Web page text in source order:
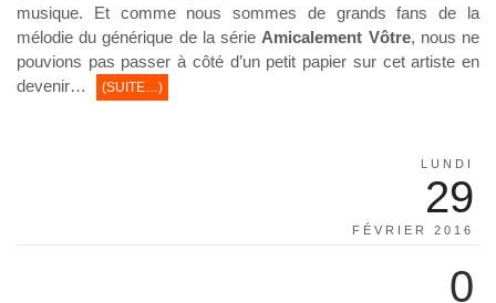
musique. Et comme nous sommes de grands fans de la
mélodie du générique de la série Amicalement Vôtre, nous ne
pouvions pas passer à côté d’un petit papier sur cet artiste en
devenir…
(SUITE…)
LUNDI
29
FÉVRIER 2016
0